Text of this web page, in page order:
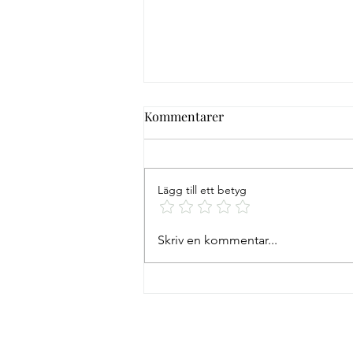
Vykort från Mallorca resa
Kommentarer
Lägg till ett betyg
Skriv en kommentar...